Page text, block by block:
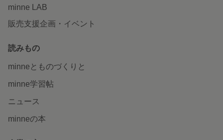
minne LAB
販売支援企画・イベント
読みもの
minneとものづくりと
minne学習帖
ニュース
minneの本